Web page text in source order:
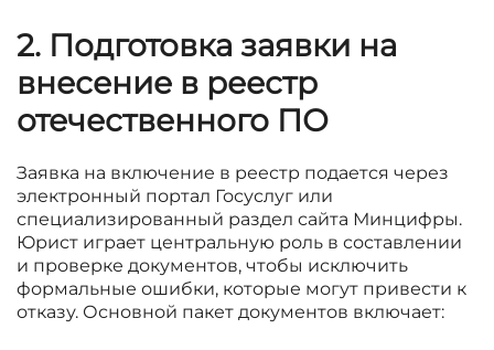
2. Подготовка заявки на
внесение в реестр
отечественного ПО
Заявка на включение в реестр подается через
электронный портал Госуслуг или
специализированный раздел сайта Минцифры.
Юрист играет центральную роль в составлении
и проверке документов, чтобы исключить
формальные ошибки, которые могут привести к
отказу. Основной пакет документов включает: